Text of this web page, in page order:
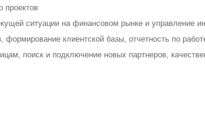
проектов
ситуации на финансовом рынке и управление
клиентской базы, отчетность по
поиск и подключение новых партнеров,